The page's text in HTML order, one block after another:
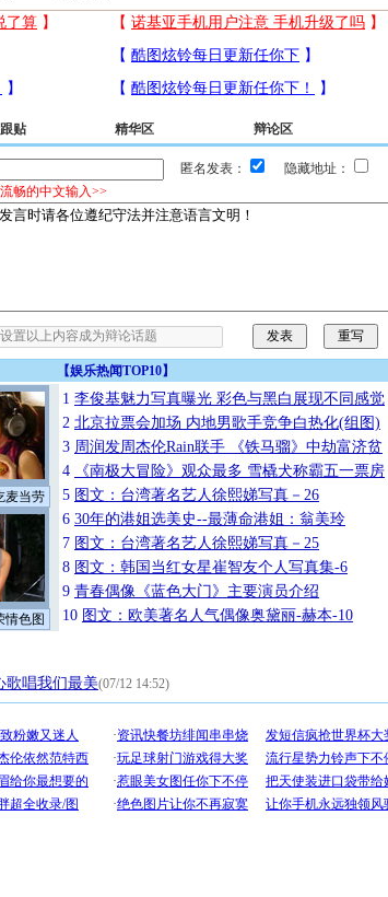
贴 精华区 辩论区
匿名发表：
隐藏地址：
畅的中文输入>>
【娱乐热闻TOP10】
麦当劳
情色图
1 李俊基魅力写真曝光 彩色与黑白展现不同感觉
2 北京拉票会加场 内地男歌手竞争白热化(组图)
3 周润发周杰伦Rain联手 《铁马骝》中劫富济贫
4
《南极大冒险》观众最多 雪橇犬称霸五一票房
5 图文：台湾著名艺人徐熙娣写真－26
6 30年的港姐选美史--最薄命港姐：翁美玲
7 图文：台湾著名艺人徐熙娣写真－25
8 图文：韩国当红女星崔智友个人写真集-6
9 青春偶像《蓝色大门》主要演员介绍
10 图文：欧美著名人气偶像奥黛丽-赫本-10
歌唱我们最美(07/12 14:52)